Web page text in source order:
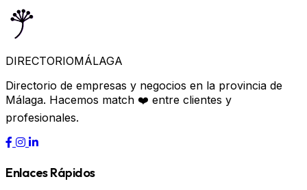
DIRECTORIOMÁLAGA
Directorio de empresas y negocios en la provincia de
Málaga. Hacemos match ❤️ entre clientes y
profesionales.
Enlaces Rápidos